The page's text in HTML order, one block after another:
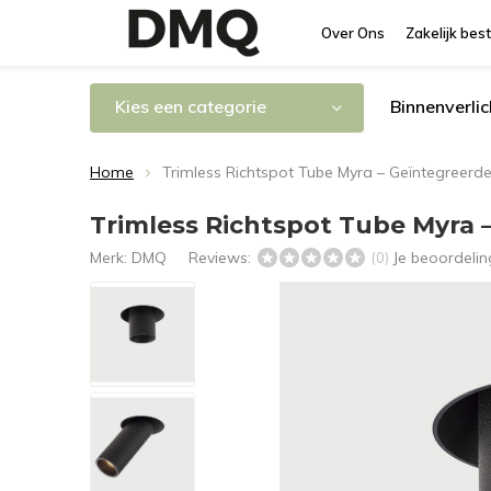
Over Ons Zakelijk
Kies een categorie
Home Trimless Richtspot Tube Myra –
Trimless Richtspot Tube Myra
Merk: DMQ Reviews: (0) Je